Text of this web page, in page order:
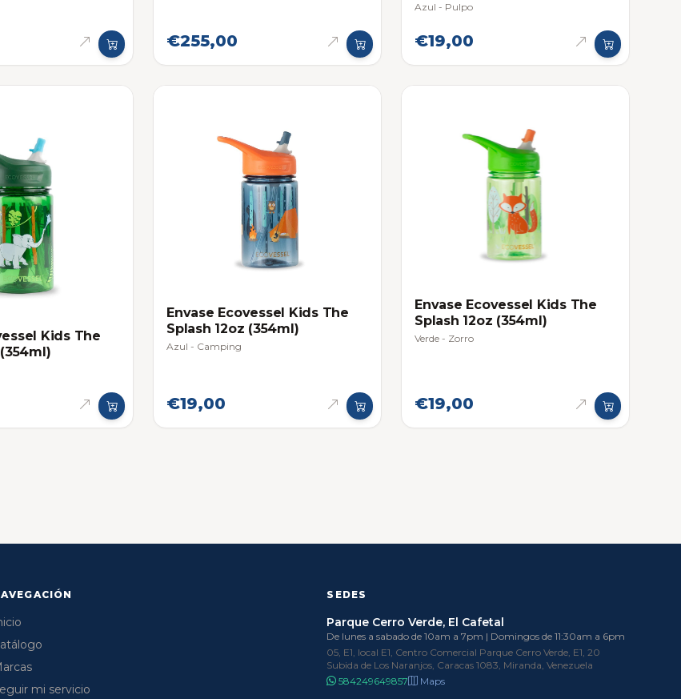
€255,00
Azul - Pulpo
€19,00
Kids The
Envase Ecovessel Kids The
Splash 12oz (354ml)
Azul - Camping
€19,00
Envase Ecovessel Kids The
Splash 12oz (354ml)
Verde - Zorro
€19,00
mi servicio
SEDES
Parque Cerro Verde, El Cafetal
De lunes a sabado de 10am a 7pm | Domingos de 11:30am a 6pm
05, E1, local E1, Centro Comercial Parque Cerro Verde, E1, 20
Subida de Los Naranjos, Caracas 1083, Miranda, Venezuela
584249649857
Maps